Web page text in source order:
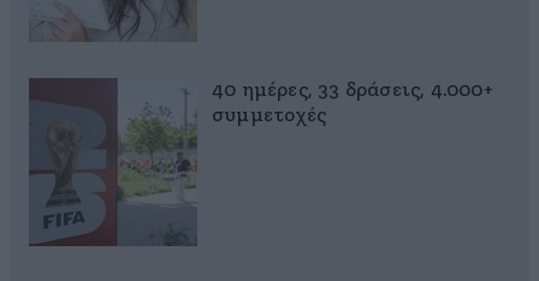
40 ημέρες, 33 δράσεις, 4.000+
συμμετοχές